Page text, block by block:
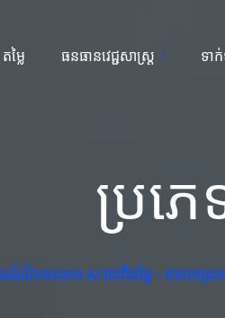
តម្លៃ ធនធានវេជ្ជសាស្ត្រ ទា
ប្រភេ
ណ៍វិភាគឈាម AI ឥតគិតថ្លៃ - ការបក